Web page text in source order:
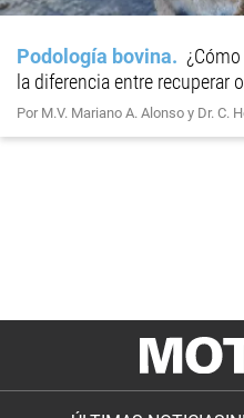
Podología bovina
la diferencia entre recuperar
Por M.V. Mariano A. Alonso y Dr. C.